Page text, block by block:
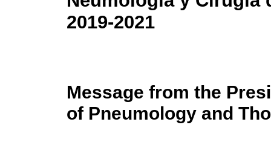
2019-2021
Message from the
of Pneumology and